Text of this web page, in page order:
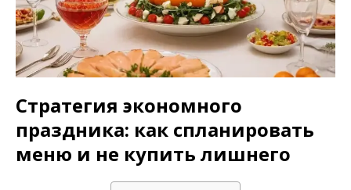
Стратегия экономного
праздника: как спланировать
меню и не купить лишнего